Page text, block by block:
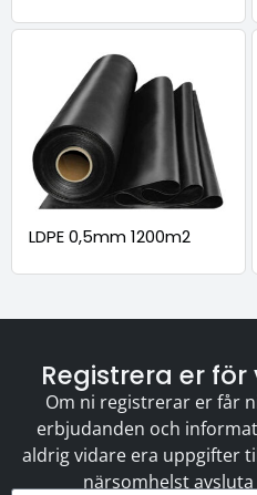
LDPE 0,5mm 1200m2
Registrera er
Om ni registrerar er får
erbjudanden och
aldrig vidare era uppgifter
närsomhelst